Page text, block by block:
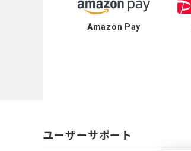
Amazon Pay
ユーザーサポート